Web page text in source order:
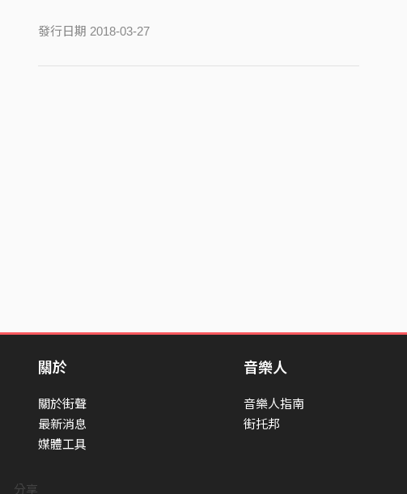
分享
發行日期 2018-03-27
關於
關於街聲
最新消息
媒體工具
音樂人
音樂人指南
街托邦